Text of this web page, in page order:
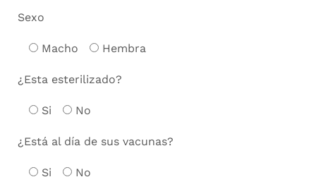
Sexo
Macho Hembra
¿Esta esterilizado?
Si No
¿Está al día de sus vacunas?
Si No